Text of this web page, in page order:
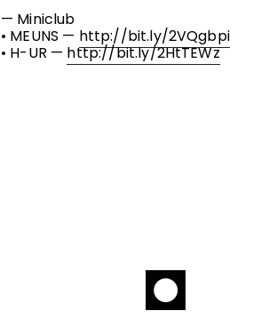
— Miniclub
• MEUNS — http://bit.ly/2VQgbpi
• H-UR — http://bit.ly/2HtTEWz